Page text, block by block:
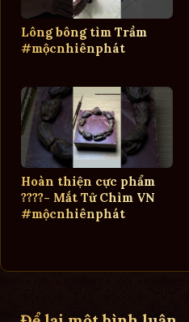
Lông bông tìm Trầm
#mộcnhiênphát
Hoàn thiện cực phẩm
????- Mắt Tử Chìm VN
#mộcnhiênphát